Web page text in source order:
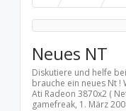
Neues NT
Diskutiere und helfe
brauche ein neues Nt
Ati Radeon 3870x2 (
gamefreak, 1. März